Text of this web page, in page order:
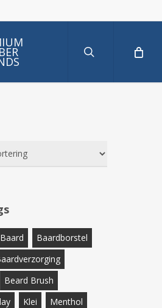
Baard
Baardborstel
Beard Brush
Klei
Menthol